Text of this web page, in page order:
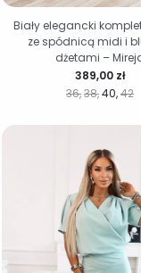
36 38 40 42
Cena
389,00 zł
Biały elegancki
ze spódnicą midi i
dżetami –